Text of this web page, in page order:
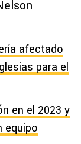
afectado
para el
en el 2023 y
equipo